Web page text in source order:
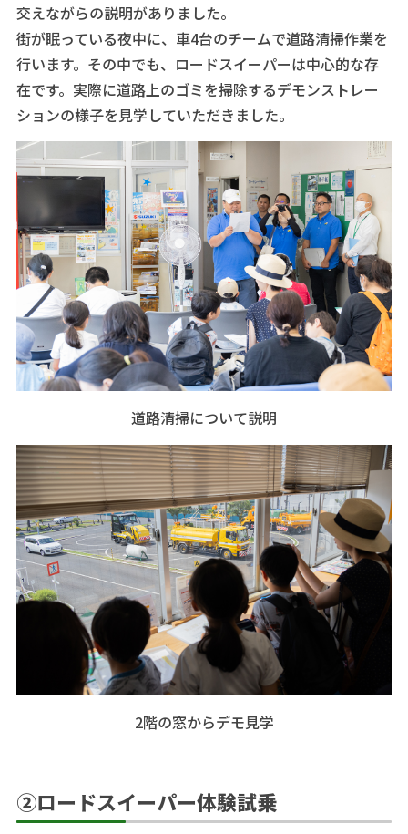
交えながらの説明がありました。
街が眠っている夜中に、車4台のチームで道路清掃作業を
行います。その中でも、ロードスイーパーは中心的な存
在です。実際に道路上のゴミを掃除するデモンストレー
ションの様子を見学していただきました。
道路清掃について説明
2階の窓からデモ見学
②ロードスイーパー体験試乗